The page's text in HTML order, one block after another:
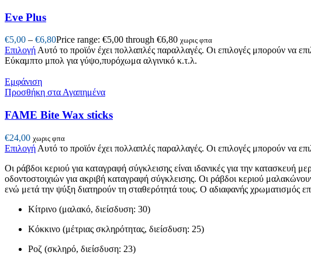
Eve Plus
€5,00 – €6,80Price range: €5,00 through €6,80 χωρις φπα
ΕπιλογήΑυτό το προϊόν έχει πολλαπλές παραλλαγές. Οι επιλογές μπορούν να
Εύκαμπτο μπολ για γύψο,πυρόχωμα αλγινικό κ.τ.λ.
Εμφάνιση
Προσθήκη στα Αγαπημένα
FAME Bite Wax sticks
€24,00 χωρις φπα
Επιλογή Αυτό το προϊόν έχει πολλαπλές παραλλαγές. Οι επιλογές μπορούν να
Οι ράβδοι κεριού για καταγραφή σύγκλεισης είναι ιδανικές για την
οδοντοστοιχιών για ακριβή καταγραφή σύγκλεισης. Οι ράβδοι κεριού
ενώ μετά την ψύξη διατηρούν τη σταθερότητά τους. Ο αδιαφανής χρωματισμός
Κίτρινο (μαλακό, διείσδυση: 30)
Κόκκινο (μέτριας σκληρότητας, διείσδυση: 25)
Ροζ (σκληρό, διείσδυση: 23)